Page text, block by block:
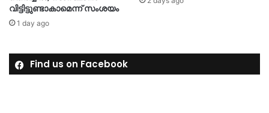
വിട്ടിട്ടുണ്ടാകാമെന്ന് സംശയം
1 day ago
Find us on Facebook